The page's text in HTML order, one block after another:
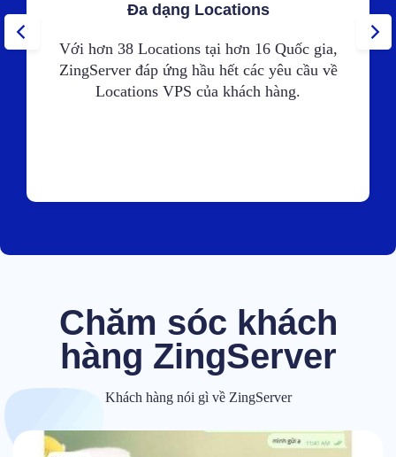
Đa dạng Locations
Với hơn 38 Locations tại hơn 16 Quốc gia,
ZingServer đáp ứng hầu hết các yêu cầu về
Locations VPS của khách hàng.
Chăm sóc khách
hàng ZingServer
Khách hàng nói gì về ZingServer